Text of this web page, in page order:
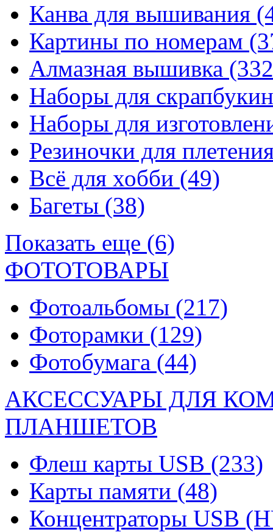
Канва для вышивания
Картины по номерам
Алмазная вышивка
Наборы для
Наборы для
Резиночки для
Всё для хобби (49)
Багеты (38)
Показать еще (6)
ФОТОТОВАРЫ
Фотоальбомы (217)
Фоторамки (129)
Фотобумага (44)
АКСЕССУАРЫ ДЛЯ
ПЛАНШЕТОВ
Флеш карты USB (233)
Карты памяти (48)
Концентраторы USB